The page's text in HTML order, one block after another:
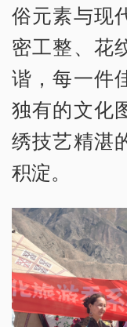
俗元素与现
密工整、花
谐，每一件
独有的文化
绣技艺精湛
积淀。